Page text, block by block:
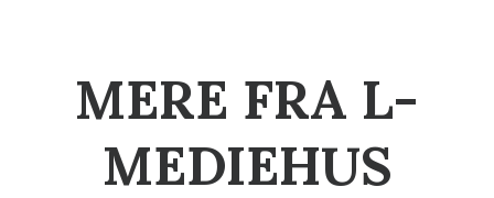
MERE FRA L-
MEDIEHUS